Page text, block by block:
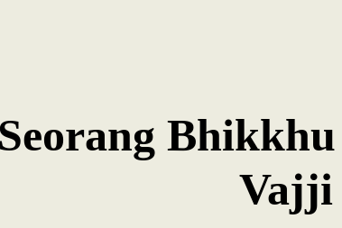
Vajji